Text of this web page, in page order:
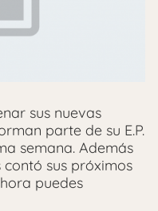
sus nuevas
parte de su E.P.
semana. Además
sus próximos
puedes